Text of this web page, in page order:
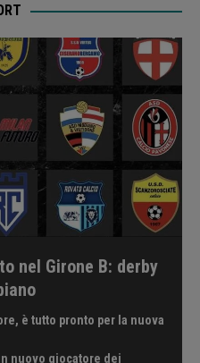
nel Girone B: derby
è tutto pronto per la nuova
nuovo giocatore dei